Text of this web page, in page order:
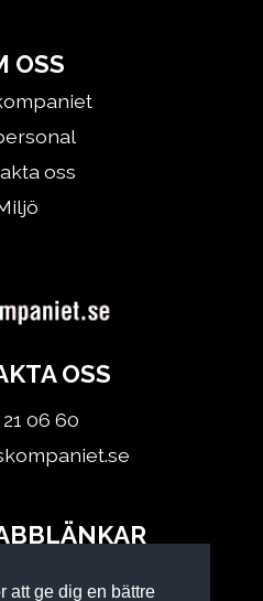
att ge dig en bättre
OSS
oss
OSS
06 60